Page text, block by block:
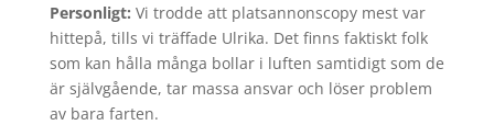
Personligt: Vi trodde att platsannonscopy mest var
hittepå, tills vi träffade Ulrika. Det finns faktiskt folk
som kan hålla många bollar i luften samtidigt som de
är självgående, tar massa ansvar och löser problem
av bara farten.